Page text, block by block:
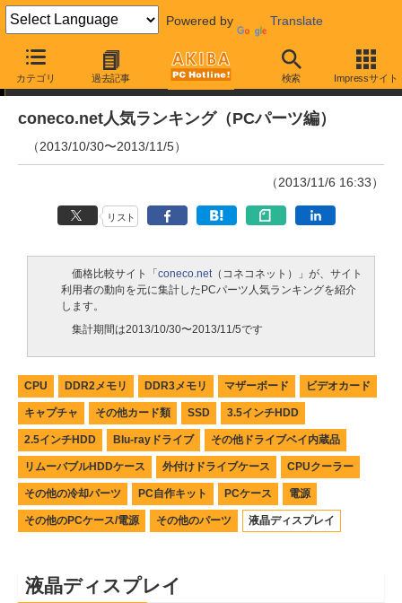
Powered by Translate
カテゴリ 過去記事 検索 Impressサイト
ランキング
coneco.net人気ランキング（PCパーツ編）
（2013/10/30〜2013/11/5）
（2013/11/6 16:33）
リスト
価格比較サイト「 coneco.net（コネコネット）」が、サイト
利用者の動向を元に集計したPCパーツ人気ランキングを紹介
します。
集計期間は2013/10/30〜2013/11/5です
CPU DDR2メモリ DDR3メモリ マザーボード ビデオカード
キャプチャ その他カード類 SSD 3.5インチHDD
2.5インチHDD Blu-rayドライブ その他ドライブベイ内蔵品
リムーバブルHDDケース 外付けドライブケース CPUクーラー
その他の冷却パーツ PC自作キット PCケース 電源
その他のPCケース/電源 その他のパーツ 液晶ディスプレイ
液晶ディスプレイ